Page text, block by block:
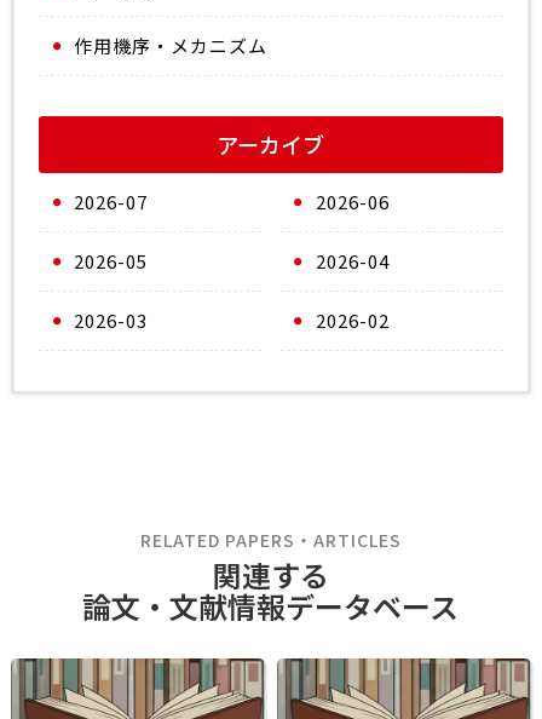
作用機序・メカニズム
アーカイブ
2026-07 2026-06
2026-05 2026-04
2026-03 2026-02
RELATED PAPERS・ARTICLES
関連する
論文・文献情報データベース